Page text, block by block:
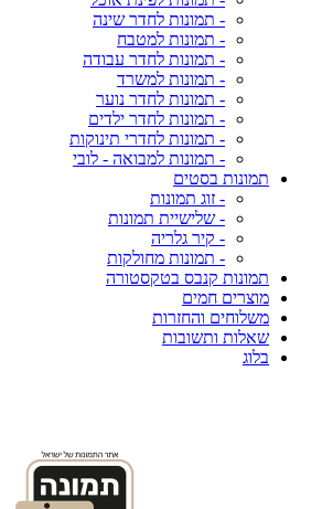
- תמונות לחדר שינה
- תמונות למטבח
- תמונות לחדר עבודה
- תמונות למשרד
- תמונות לחדר נוער
- תמונות לחדר ילדים
- תמונות לחדרי תינוקות
- תמונות למבואה - לובי
תמונות בסטים
- זוג תמונות
- שלישיית תמונות
- קיר גלריה
- תמונות מחולקות
תמונות קנבס בטקסטורה
מוצרים חמים
משלוחים והחזרות
שאלות ותשובות
בלוג